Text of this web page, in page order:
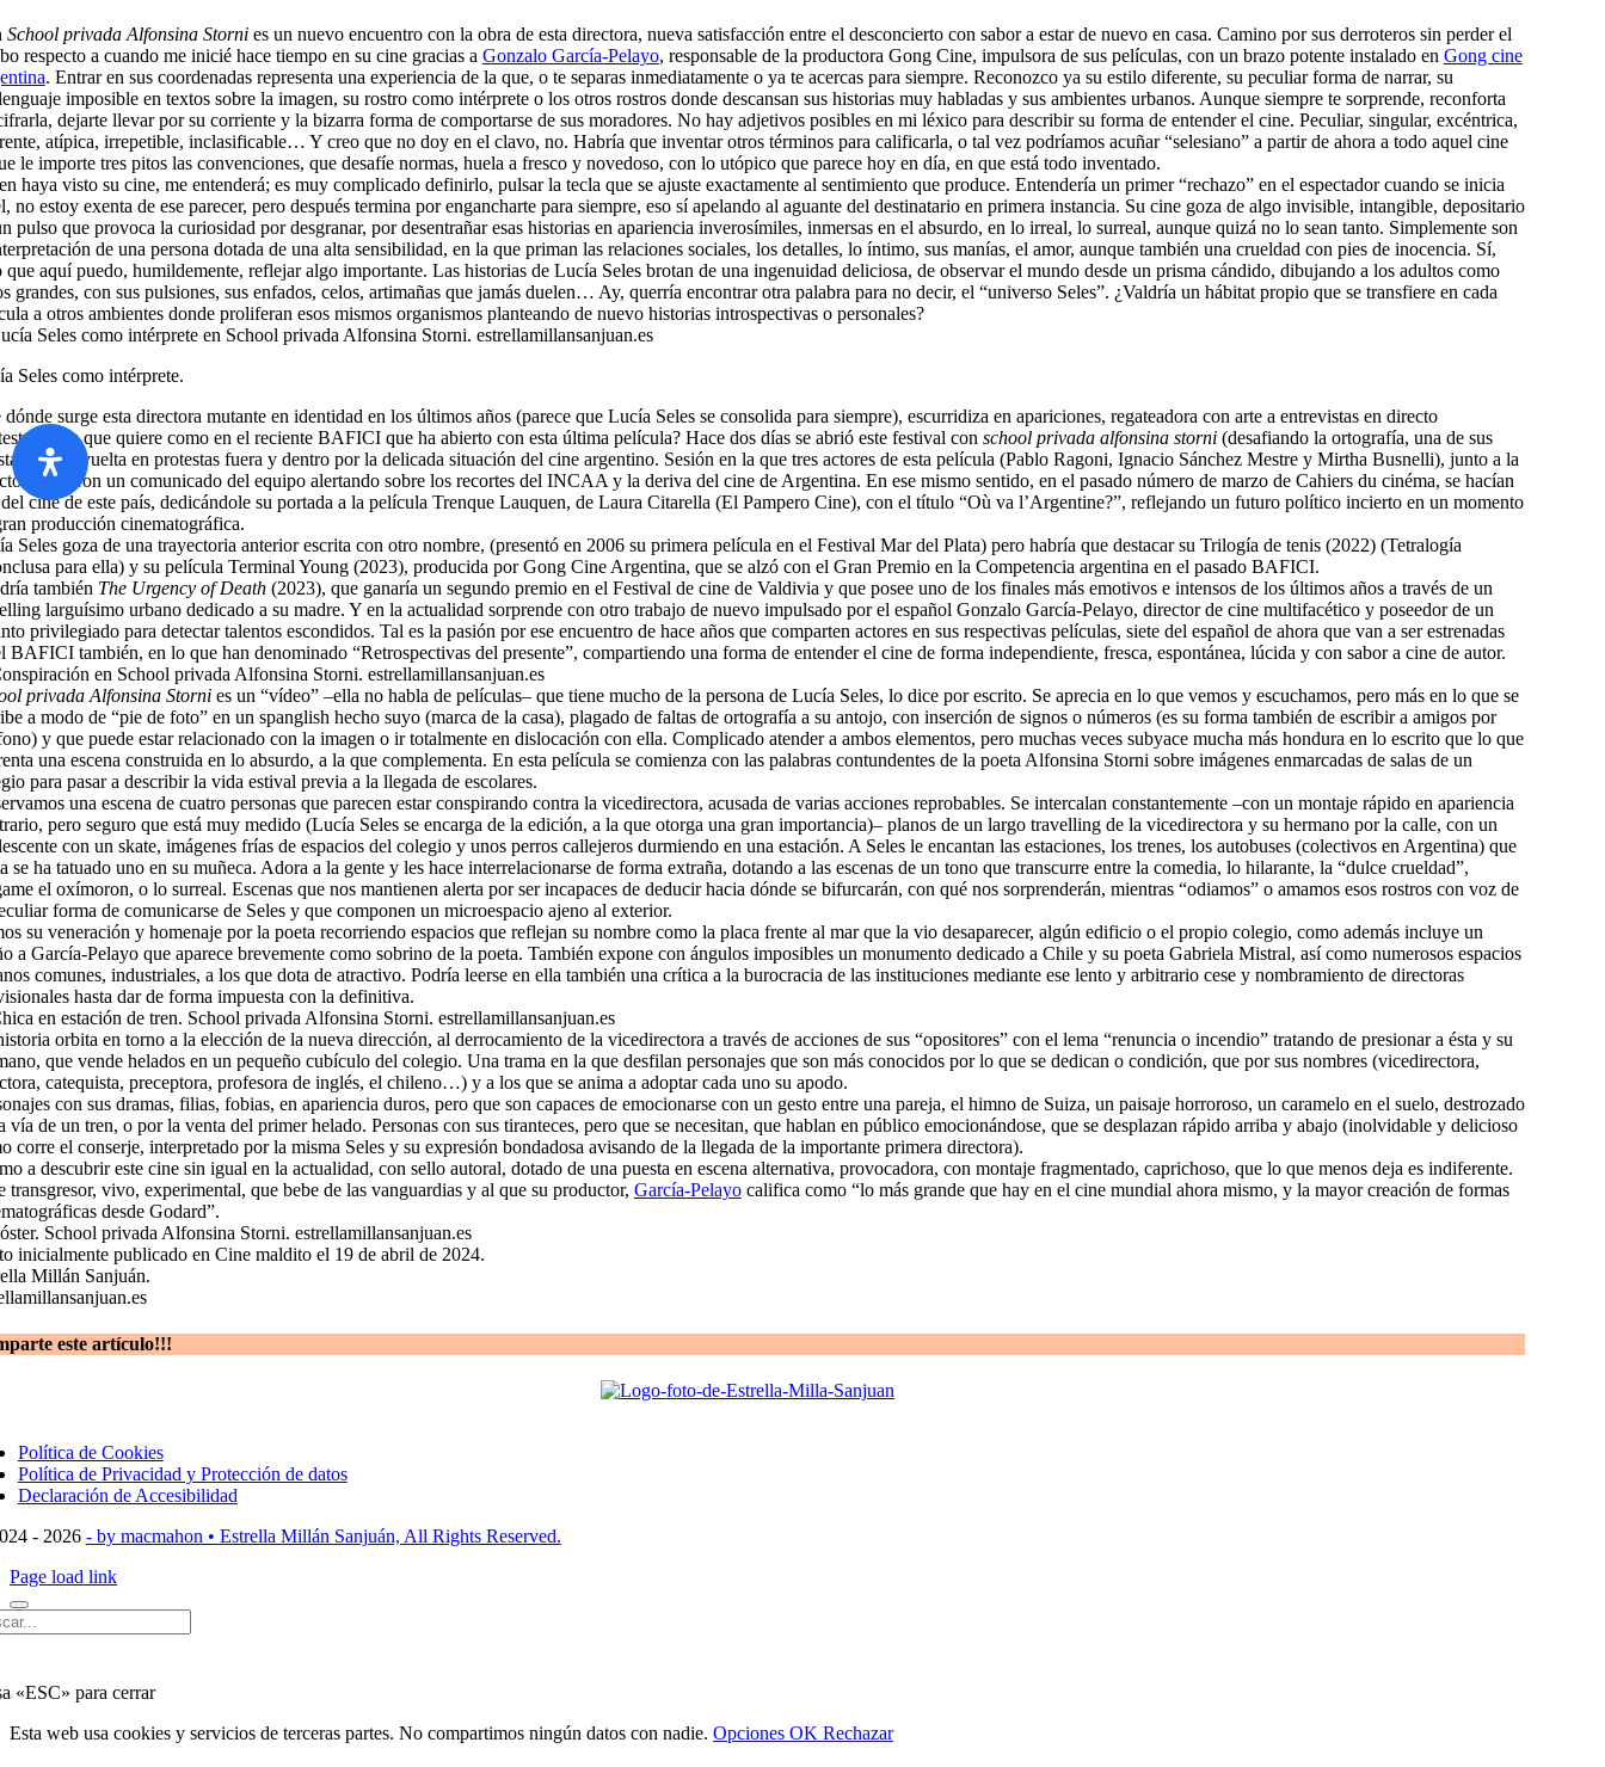
School privada Alfonsina Stornies un nuevo encuentro con la obra de esta directora, nueva satisfacción entre el desconcierto con sabor a estar de nuevo en casa. Camino por sus derroteros sin perder el
respecto a cuando me inicié hace tiempo en su cine gracias a Gonzalo García-Pelayo, responsable de la productora Gong Cine, impulsora de sus películas, con un brazo potente instalado en Gong cine
. Entrar en sus coordenadas representa una experiencia de la que, o te separas inmediatamente o ya te acercas para siempre. Reconozco ya su estilo diferente, su peculiar forma de narrar, su
imposible en textos sobre la imagen, su rostro como intérprete o los otros rostros donde descansan sus historias muy habladas y sus ambientes urbanos. Aunque siempre te sorprende, reconforta
dejarte llevar por su corriente y la bizarra forma de comportarse de sus moradores. No hay adjetivos posibles en mi léxico para describir su forma de entender el cine. Peculiar, singular, excéntrica,
atípica, irrepetible, inclasificable… Y creo que no doy en el clavo, no. Habría que inventar otros términos para calificarla, o tal vez podríamos acuñar “selesiano” a partir de ahora a todo aquel cine
le importe tres pitos las convenciones, que desafíe normas, huela a fresco y novedoso, con lo utópico que parece hoy en día, en que está todo inventado.
haya visto su cine, me entenderá; es muy complicado definirlo, pulsar la tecla que se ajuste exactamente al sentimiento que produce. Entendería un primer “rechazo” en el espectador cuando se inicia
no estoy exenta de ese parecer, pero después termina por engancharte para siempre, eso sí apelando al aguante del destinatario en primera instancia. Su cine goza de algo invisible, intangible, depositario
pulso que provoca la curiosidad por desgranar, por desentrañar esas historias en apariencia inverosímiles, inmersas en el absurdo, en lo irreal, lo surreal, aunque quizá no lo sean tanto. Simplemente son
de una persona dotada de una alta sensibilidad, en la que priman las relaciones sociales, los detalles, lo íntimo, sus manías, el amor, aunque también una crueldad con pies de inocencia. Sí,
que aquí puedo, humildemente, reflejar algo importante. Las historias de Lucía Seles brotan de una ingenuidad deliciosa, de observar el mundo desde un prisma cándido, dibujando a los adultos como
grandes, con sus pulsiones, sus enfados, celos, artimañas que jamás duelen… Ay, querría encontrar otra palabra para no decir, el “universo Seles”. ¿Valdría un hábitat propio que se transfiere en cada
a otros ambientes donde proliferan esos mismos organismos planteando de nuevo historias introspectivas o personales?
Seles como intérprete.
dónde surge esta directora mutante en identidad en los últimos años (parece que Lucía Seles se consolida para siempre), escurridiza en apariciones, regateadora con arte a entrevistas en directo
lo que quiere como en el reciente BAFICI que ha abierto con esta última película? Hace dos días se abrió este festival con school privada alfonsina storni(desafiando la ortografía, una de sus
envuelta en protestas fuera y dentro por la delicada situación del cine argentino. Sesión en la que tres actores de esta película (Pablo Ragoni, Ignacio Sánchez Mestre y Mirtha Busnelli), junto a la
leyeron un comunicado del equipo alertando sobre los recortes del INCAA y la deriva del cine de Argentina. En ese mismo sentido, en el pasado número de marzo de Cahiers du cinéma, se hacían
cine de este país, dedicándole su portada a la película Trenque Lauquen, de Laura Citarella (El Pampero Cine), con el título “Où va l’Argentine?”, reflejando un futuro político incierto en un momento
producción cinematográfica.
Seles goza de una trayectoria anterior escrita con otro nombre, (presentó en 2006 su primera película en el Festival Mar del Plata) pero habría que destacar su Trilogía de tenis (2022) (Tetralogía
para ella) y su película Terminal Young (2023), producida por Gong Cine Argentina, que se alzó con el Gran Premio en la Competencia argentina en el pasado BAFICI.
también The Urgency of Death(2023), que ganaría un segundo premio en el Festival de cine de Valdivia y que posee uno de los finales más emotivos e intensos de los últimos años a través de un
larguísimo urbano dedicado a su madre. Y en la actualidad sorprende con otro trabajo de nuevo impulsado por el español Gonzalo García-Pelayo, director de cine multifacético y poseedor de un
privilegiado para detectar talentos escondidos. Tal es la pasión por ese encuentro de hace años que comparten actores en sus respectivas películas, siete del español de ahora que van a ser estrenadas
BAFICI también, en lo que han denominado “Retrospectivas del presente”, compartiendo una forma de entender el cine de forma independiente, fresca, espontánea, lúcida y con sabor a cine de autor.
privada Alfonsina Stornies un “vídeo” –ella no habla de películas– que tiene mucho de la persona de Lucía Seles, lo dice por escrito. Se aprecia en lo que vemos y escuchamos, pero más en lo que se
a modo de “pie de foto” en un spanglish hecho suyo (marca de la casa), plagado de faltas de ortografía a su antojo, con inserción de signos o números (es su forma también de escribir a amigos por
y que puede estar relacionado con la imagen o ir totalmente en dislocación con ella. Complicado atender a ambos elementos, pero muchas veces subyace mucha más hondura en lo escrito que lo que
una escena construida en lo absurdo, a la que complementa. En esta película se comienza con las palabras contundentes de la poeta Alfonsina Storni sobre imágenes enmarcadas de salas de un
para pasar a describir la vida estival previa a la llegada de escolares.
una escena de cuatro personas que parecen estar conspirando contra la vicedirectora, acusada de varias acciones reprobables. Se intercalan constantemente –con un montaje rápido en apariencia
pero seguro que está muy medido (Lucía Seles se encarga de la edición, a la que otorga una gran importancia)– planos de un largo travelling de la vicedirectora y su hermano por la calle, con un
con un skate, imágenes frías de espacios del colegio y unos perros callejeros durmiendo en una estación. A Seles le encantan las estaciones, los trenes, los autobuses (colectivos en Argentina) que
se ha tatuado uno en su muñeca. Adora a la gente y les hace interrelacionarse de forma extraña, dotando a las escenas de un tono que transcurre entre la comedia, lo hilarante, la “dulce crueldad”,
el oxímoron, o lo surreal. Escenas que nos mantienen alerta por ser incapaces de deducir hacia dónde se bifurcarán, con qué nos sorprenderán, mientras “odiamos” o amamos esos rostros con voz de
forma de comunicarse de Seles y que componen un microespacio ajeno al exterior.
su veneración y homenaje por la poeta recorriendo espacios que reflejan su nombre como la placa frente al mar que la vio desaparecer, algún edificio o el propio colegio, como además incluye un
a García-Pelayo que aparece brevemente como sobrino de la poeta. También expone con ángulos imposibles un monumento dedicado a Chile y su poeta Gabriela Mistral, así como numerosos espacios
comunes, industriales, a los que dota de atractivo. Podría leerse en ella también una crítica a la burocracia de las instituciones mediante ese lento y arbitrario cese y nombramiento de directoras
hasta dar de forma impuesta con la definitiva.
orbita en torno a la elección de la nueva dirección, al derrocamiento de la vicedirectora a través de acciones de sus “opositores” con el lema “renuncia o incendio” tratando de presionar a ésta y su
que vende helados en un pequeño cubículo del colegio. Una trama en la que desfilan personajes que son más conocidos por lo que se dedican o condición, que por sus nombres (vicedirectora,
catequista, preceptora, profesora de inglés, el chileno…) y a los que se anima a adoptar cada uno su apodo.
con sus dramas, filias, fobias, en apariencia duros, pero que son capaces de emocionarse con un gesto entre una pareja, el himno de Suiza, un paisaje horroroso, un caramelo en el suelo, destrozado
vía de un tren, o por la venta del primer helado. Personas con sus tiranteces, pero que se necesitan, que hablan en público emocionándose, que se desplazan rápido arriba y abajo (inolvidable y delicioso
corre el conserje, interpretado por la misma Seles y su expresión bondadosa avisando de la llegada de la importante primera directora).
a descubrir este cine sin igual en la actualidad, con sello autoral, dotado de una puesta en escena alternativa, provocadora, con montaje fragmentado, caprichoso, que lo que menos deja es indiferente.
transgresor, vivo, experimental, que bebe de las vanguardias y al que su productor, García-Pelayocalifica como “lo más grande que hay en el cine mundial ahora mismo, y la mayor creación de formas
desde Godard”.
inicialmente publicado en Cine maldito el 19 de abril de 2024.
Millán Sanjuán.
este artículo!!!
Política de Cookies
Política de Privacidad y Protección de datos
Declaración de Accesibilidad
- 2026 - by macmahon • Estrella Millán Sanjuán, All Rights Reserved.
Page load link
«ESC» para cerrar
Esta web usa cookies y servicios de terceras partes. No compartimos ningún datos con nadie. Opciones OK Rechazar